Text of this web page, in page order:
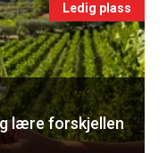
Ledig plass
lære forskjellen